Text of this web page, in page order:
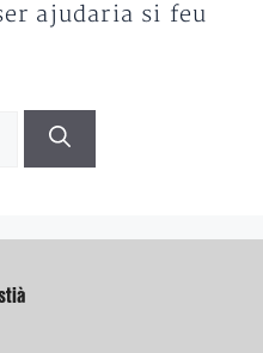
ajudaria si feu